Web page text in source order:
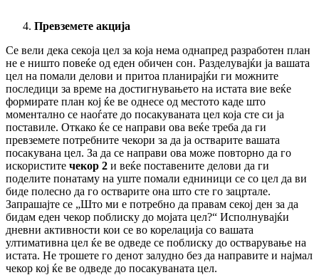
Превземете акција
Се вели дека секоја цел за која нема однапред разработен план
не е ништо повеќе од еден обичен сон. Разделувајќи ја вашата
цел на помали делови и притоа планирајќи ги можните
последици за време на достигнувањето на истата вие веќе
формирате план кој ќе ве однесе од местото каде што
моментално се наоѓате до посакуваната цел која сте си ја
поставиле. Откако ќе се направи ова веќе треба да ги
превземете потребните чекори за да ја остварите вашата
посакувана цел. За да се направи ова може повторно да го
искористите чекор 2 и веќе поставените делови да ги
поделите понатаму на уште помали едниници се со цел да ви
биде полесно да го остварите она што сте го зацртале.
Запрашајте се „Што ми е потребно да правам секој ден за да
бидам еден чекор поблиску до мојата цел?“ Исполнувајќи
дневни активности кои се во корелација со вашата
ултимативна цел ќе ве одведе се поблиску до остварување на
истата. Не трошете го денот залудно без да направите и најмал
чекор кој ќе ве одведе до посакуваната цел.